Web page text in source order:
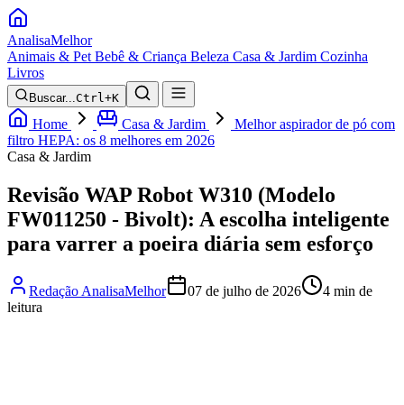
AnalisaMelhor
Animais & Pet Bebê & Criança Beleza Casa & Jardim Cozinha
Livros
Buscar...Ctrl+K
Home Casa & Jardim
Melhor aspirador de pó com
filtro HEPA: os 8 melhores em 2026
Casa & Jardim
Revisão WAP Robot W310 (Modelo
FW011250 - Bivolt): A escolha inteligente
para varrer a poeira diária sem esforço
Redação AnalisaMelhor 07 de julho de 2026
4 min de
leitura